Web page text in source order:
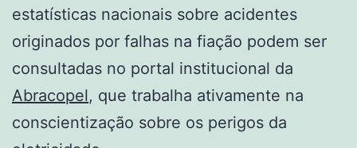
estatísticas nacionais sobre acidentes
originados por falhas na fiação podem ser
consultadas no portal institucional da
Abracopel, que trabalha ativamente na
conscientização sobre os perigos da